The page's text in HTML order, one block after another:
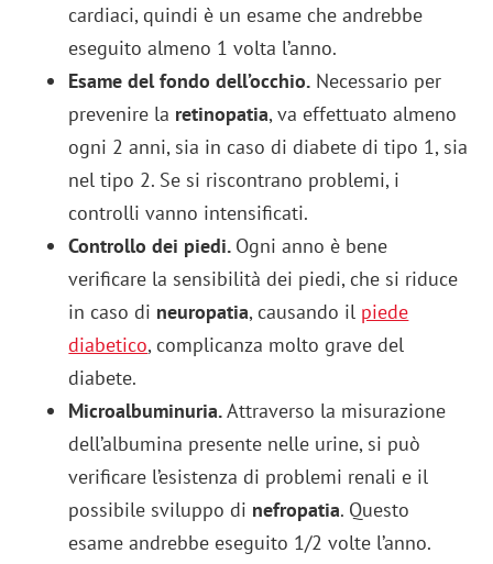
cardiaci, quindi è un esame che andrebbe
eseguito almeno 1 volta l’anno.
Esame del fondo dell’occhio. Necessario per
prevenire la retinopatia, va effettuato almeno
ogni 2 anni, sia in caso di diabete di tipo 1, sia
nel tipo 2. Se si riscontrano problemi, i
controlli vanno intensificati.
Controllo dei piedi. Ogni anno è bene
verificare la sensibilità dei piedi, che si riduce
in caso di neuropatia, causando il piede
diabetico, complicanza molto grave del
diabete.
Microalbuminuria.Attraverso la misurazione
dell’albumina presente nelle urine, si può
verificare l’esistenza di problemi renali e il
possibile sviluppo di nefropatia. Questo
esame andrebbe eseguito 1/2 volte l’anno.